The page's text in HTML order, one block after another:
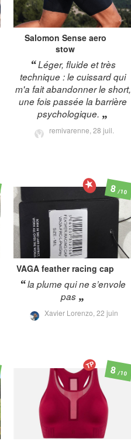
Salomon Sense aero
stow
Léger, fluide et très
technique : le cuissard qui
m'a fait abandonner le short,
une fois passée la barrière
psychologique.
remivarenne, 28 juil.
VAGA feather racing cap
la plume qui ne s’envole
pas
Xavier Lorenzo,22 juin
8/10
8/10
TP